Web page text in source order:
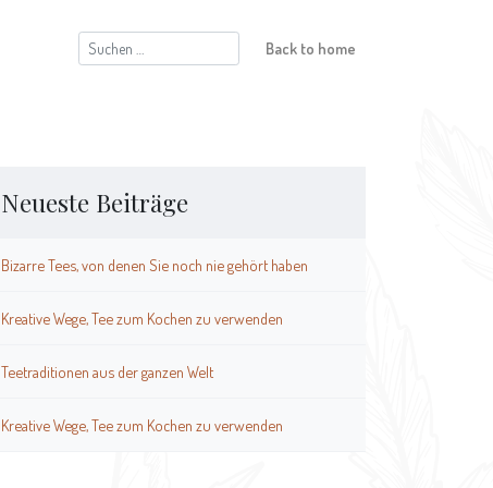
Suchen
nach:
Back to home
Neueste Beiträge
Bizarre Tees, von denen Sie noch nie gehört haben
Kreative Wege, Tee zum Kochen zu verwenden
Teetraditionen aus der ganzen Welt
Kreative Wege, Tee zum Kochen zu verwenden